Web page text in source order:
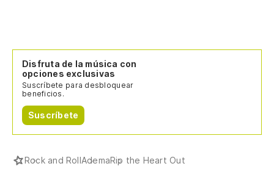
Disfruta de la música con
opciones exclusivas
Suscríbete para desbloquear
beneficios.
Suscríbete
Rock and RollAdemaRip the Heart Out